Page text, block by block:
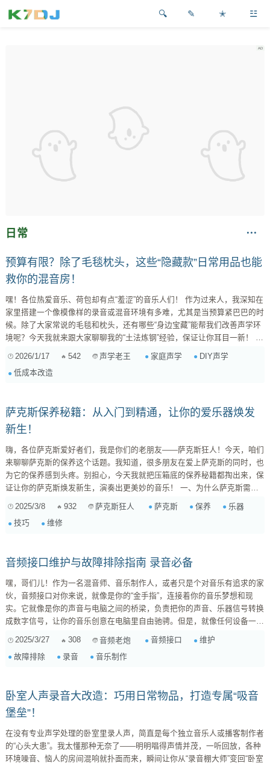
✎ ✭ ☳
日常
预算有限？除了毛毯枕头，这些“隐藏款”日常用品也能
救你的混音房！
嘿！各位热爱音乐、荷包却有点“羞涩”的音乐人们！ 作为过来人，我深知在
家里搭建一个像模像样的录音或混音环境有多难，尤其是当预算紧巴巴的时
候。除了大家常说的毛毯和枕头，还有哪些“身边宝藏”能帮我们改善声学环
境呢？今天我就来跟大家聊聊我的“土法炼钢”经验，保证让你耳目一新！ 我
（打散声波，避免驻波和梳状滤波）和低频陷阱（处理恼人的低频驻波）。
下面这些日常用品，各有奇效！ 1. 书架和书本：天然的“扩散板” 声学原
2026/1/17 542 声学老王 家庭声学
DIY声学
低成本改造
萨克斯保养秘籍：从入门到精通，让你的爱乐器焕发
新生！
嗨，各位萨克斯爱好者们，我是你们的老朋友——萨克斯狂人！今天，咱们
来聊聊萨克斯的保养这个话题。我知道，很多朋友在爱上萨克斯的同时，也
为它的保养感到头疼。别担心，今天我就把压箱底的保养秘籍都掏出来，保
证让你的萨克斯焕发新生，演奏出更美妙的音乐！ 一、为什么萨克斯需要
软木、皮垫等多种材料构成。长时间的使用、环境的变化，都会对萨克斯造
成影响。如果不注意保养，就会出现各种问题，比如： 音色变差： 皮垫老
2025/3/8 932 萨克斯狂人 萨克斯 保养
乐器
技巧
维修
音频接口维护与故障排除指南 录音必备
嘿，哥们儿！作为一名混音师、音乐制作人，或者只是个对音乐有追求的家
伙，音频接口对你来说，就像是你的“金手指”，连接着你的音乐梦想和现
实。它就像是你的声音与电脑之间的桥梁，负责把你的声音、乐器信号转换
成数字信号，让你的音乐创意在电脑里自由驰骋。但是，就像任何设备一
样，音频接口也需要我们的精心呵护，才能保持最佳状态，避免在关键时刻
掉链子。今天，咱们就来聊聊音频接口的维护与故障排除，让你告别录音烦
恼，音乐创作更顺畅！ 一、为什么要重视音频接口的维护？ 首先，我们要
2025/3/27 308 音频老炮 音频接口
维护
故障排除
录音 音乐制作
卧室人声录音大改造：巧用日常物品，打造专属“吸音
堡垒”！
在没有专业声学处理的卧室里录人声，简直是每个独立音乐人或播客制作者
的“心头大患”。我太懂那种无奈了——明明唱得声情并茂，一听回放，各种
环境噪音、恼人的房间混响就扑面而来，瞬间让你从“录音棚大师”变回“卧室